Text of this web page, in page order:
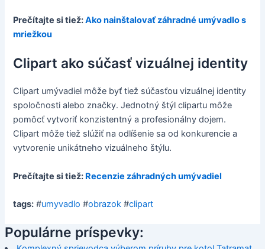
Prečítajte si tiež:Ako nainštalovať záhradné umývadlo s
mriežkou
Clipart ako súčasť vizuálnej identity
Clipart umývadiel môže byť tiež súčasťou vizuálnej identity
spoločnosti alebo značky. Jednotný štýl clipartu môže
pomôcť vytvoriť konzistentný a profesionálny dojem.
Clipart môže tiež slúžiť na odlíšenie sa od konkurencie a
vytvorenie unikátneho vizuálneho štýlu.
Prečítajte si tiež: Recenzie záhradných umývadiel
tags: #umyvadlo #obrazok #clipart
Populárne príspevky: